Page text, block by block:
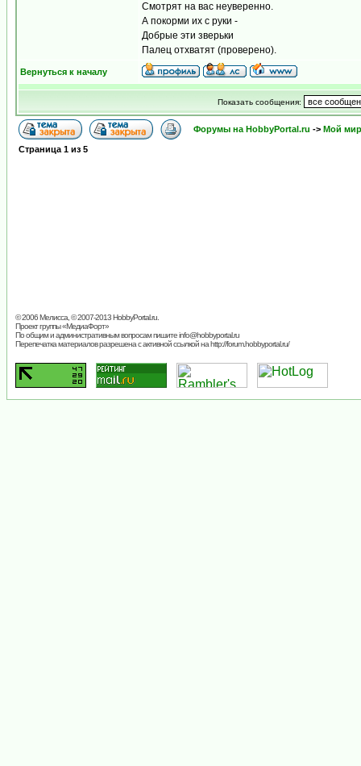
Смотрят на вас неуверенно.
А покорми их с руки -
Добрые эти зверьки
Палец отхватят (проверено).
Вернуться к началу
Показать сообщения:
Форумы на HobbyPortal.ru -> Мой мир
Страница 1 из 5
© 2006 Мелисса, © 2007-2013HobbyPortal.ru
Проект группы «МедиаФорт»
По общим и административным вопросам пишитеinfo@hobbyportal.ru
Перепечатка материалов разрешена с активной ссылкой на http://forum.hobbyportal.ru/